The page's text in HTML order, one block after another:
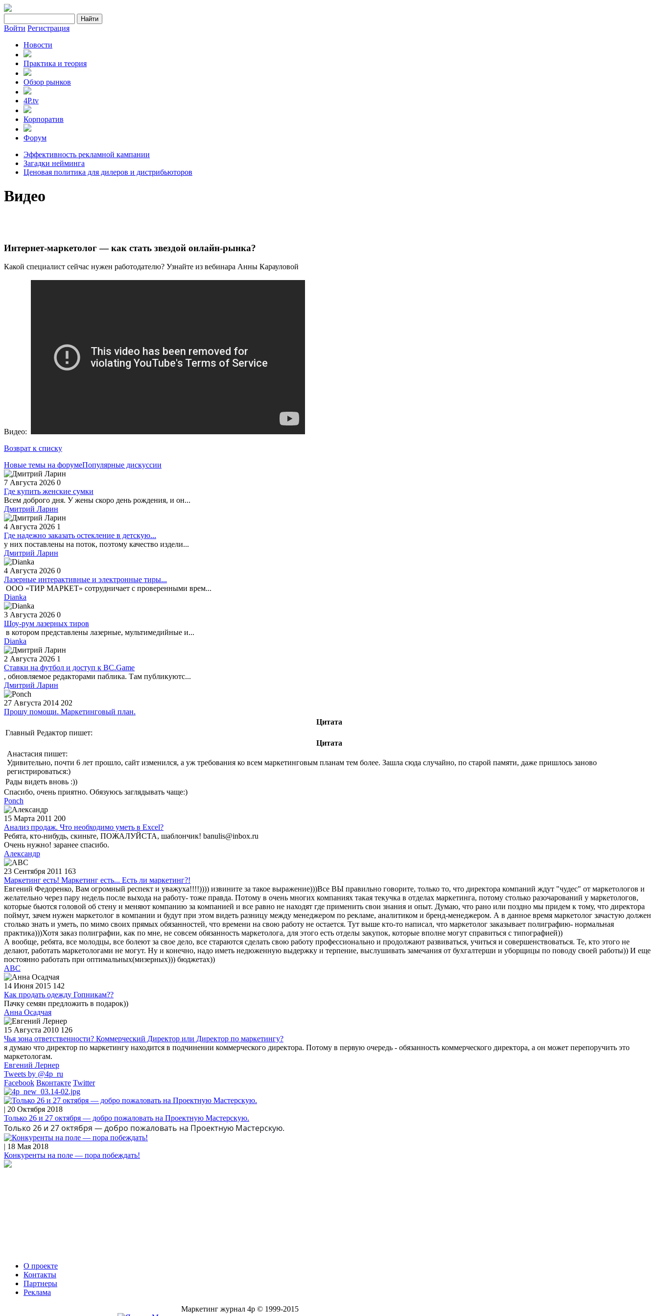
Войти Регистрация
Новости
Практика и теория
Обзор рынков
4P.tv
Корпоратив
Форум
Эффективность рекламной кампании
Загадки нейминга
Ценовая политика для дилеров и дистрибьюторов
Видео
Интернет-маркетолог — как стать звездой онлайн-рынка?
Какой специалист сейчас нужен работодателю? Узнайте из вебинара Анны Карауловой
Видео:
Возврат к списку
Новые темы на форумеПопулярные дискуссии
7 Августа 2026 0
Где купить женские сумки
Всем доброго дня. У жены скоро день рождения, и он...
Дмитрий Ларин
4 Августа 2026 1
Где надежно заказать остекление в детскую...
у них поставлены на поток, поэтому качество издели...
Дмитрий Ларин
4 Августа 2026 0
Лазерные интерактивные и электронные тиры...
ООО «ТИР МАРКЕТ» сотрудничает с проверенными врем...
Dianka
3 Августа 2026 0
Шоу-рум лазерных тиров
в котором представлены лазерные, мультимедийные и...
Dianka
2 Августа 2026 1
Ставки на футбол и доступ к BC.Game
, обновляемое редакторами паблика. Там публикуютс...
Дмитрий Ларин
27 Августа 2014 202
Прошу помощи. Маркетинговый план.
Цитата
Главный Редактор пишет:
Цитата
Анастасия пишет:
Удивительно, почти 6 лет прошло, сайт изменился, а уж требования ко всем маркетинговым планам тем более. Зашла сюда случайно, по старой памяти, даже пришлось заново
регистрироваться:)
Рады видеть вновь :))
Спасибо, очень приятно. Обязуюсь заглядывать чаще:)
Ponch
15 Марта 2011 200
Анализ продаж. Что необходимо уметь в Excel?
Ребята, кто-нибудь, скиньте, ПОЖАЛУЙСТА, шаблончик! banulis@inbox.ru
Очень нужно! заранее спасибо.
Александр
23 Сентября 2011 163
Маркетинг есть! Маркетинг есть... Есть ли маркетинг?!
Евгений Федоренко, Вам огромный респект и уважуха!!!!)))) извините за такое выражение)))Все ВЫ правильно говорите, только то, что директора компаний ждут "чудес" от маркетологов и
желательно через пару недель после выхода на работу- тоже правда. Потому в очень многих компаниях такая текучка в отделах маркетинга, потому столько разочарований у маркетологов,
которые бьются головой об стену и меняют компанию за компанией и все равно не находят где применить свои знания и опыт. Думаю, что рано или поздно мы придем к тому, что директора
поймут, зачем нужен маркетолог в компании и будут при этом видеть разницу между менеджером по рекламе, аналитиком и бренд-менеджером. А в данное время маркетолог зачастую должен
столько знать и уметь, по мимо своих прямых обязанностей, что времени на свою работу не остается. Тут выше кто-то написал, что маркетолог заказывает полиграфию- нормальная
практика)))Хотя заказ полиграфии, как по мне, не совсем обязанность маркетолога, для этого есть отделы закупок, которые вполне могут справиться с типографией))
А вообще, ребята, все молодцы, все болеют за свое дело, все стараются сделать свою работу профессионально и продолжают развиваться, учиться и совершенствоваться. Те, кто этого не
делают, работать маркетологами не могут. Ну и конечно, надо иметь недюженную выдержку и терпение, выслушивать замечания от бухгалтерши и уборщицы по поводу своей работы)) И еще
постоянно работать при оптимальных(мизерных))) бюджетах))
АВС
14 Июня 2015 142
Как продать одежду Гопникам??
Пачку семян предложить в подарок))
Анна Осадчая
15 Августа 2010 126
Чья зона ответственности? Коммерческий Директор или Директор по маркетингу?
я думаю что директор по маркетингу находится в подчинении коммерческого директора. Потому в первую очередь - обязанность коммерческого директора, а он может перепоручить это
маркетологам.
Евгений Лернер
Tweets by @4p_ru
Facebook Вконтакте Twitter
| 20 Октября 2018
Только 26 и 27 октября — добро пожаловать на Проектную Мастерскую.
Только 26 и 27 октября — добро пожаловать на Проектную Мастерскую.
| 18 Мая 2018
Конкуренты на поле — пора побеждать!
О проекте
Контакты
Партнеры
Реклама
Маркетинг журнал 4p © 1999-2015